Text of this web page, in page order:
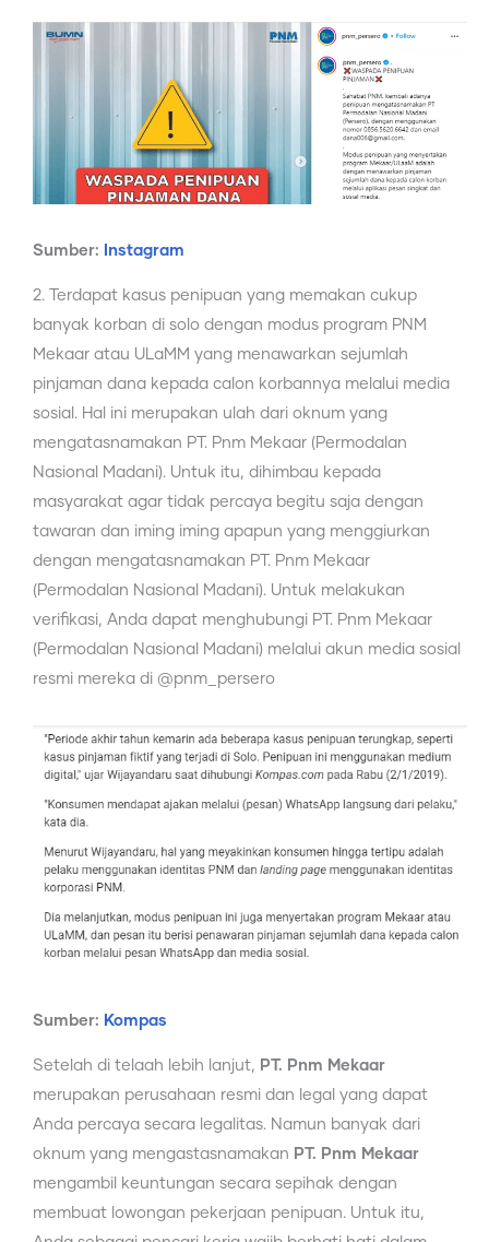
Sumber: Instagram
2. Terdapat kasus penipuan yang memakan cukup
banyak korban di solo dengan modus program PNM
Mekaar atau ULaMM yang menawarkan sejumlah
pinjaman dana kepada calon korbannya melalui media
sosial. Hal ini merupakan ulah dari oknum yang
mengatasnamakan PT. Pnm Mekaar (Permodalan
Nasional Madani). Untuk itu, dihimbau kepada
masyarakat agar tidak percaya begitu saja dengan
tawaran dan iming iming apapun yang menggiurkan
dengan mengatasnamakan PT. Pnm Mekaar
(Permodalan Nasional Madani). Untuk melakukan
verifikasi, Anda dapat menghubungi PT. Pnm Mekaar
(Permodalan Nasional Madani) melalui akun media sosial
resmi mereka di @pnm_persero
Sumber: Kompas
Setelah di telaah lebih lanjut, PT. Pnm Mekaar
merupakan perusahaan resmi dan legal yang dapat
Anda percaya secara legalitas. Namun banyak dari
oknum yang mengastasnamakan PT. Pnm Mekaar
mengambil keuntungan secara sepihak dengan
membuat lowongan pekerjaan penipuan. Untuk itu,